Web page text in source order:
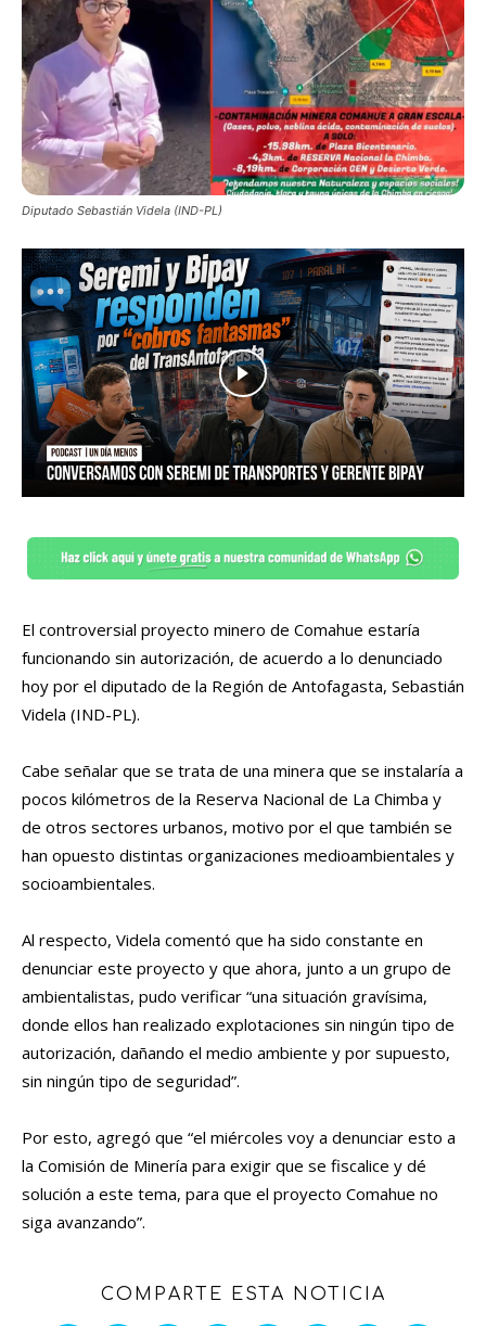
Diputado Sebastián Videla (IND-PL)
El controversial proyecto minero de Comahue estaría
funcionando sin autorización, de acuerdo a lo denunciado
hoy por el diputado de la Región de Antofagasta, Sebastián
Videla (IND-PL).
Cabe señalar que se trata de una minera que se instalaría a
pocos kilómetros de la Reserva Nacional de La Chimba y
de otros sectores urbanos, motivo por el que también se
han opuesto distintas organizaciones medioambientales y
socioambientales.
Al respecto, Videla comentó que ha sido constante en
denunciar este proyecto y que ahora, junto a un grupo de
ambientalistas, pudo verificar “una situación gravísima,
donde ellos han realizado explotaciones sin ningún tipo de
autorización, dañando el medio ambiente y por supuesto,
sin ningún tipo de seguridad”.
Por esto, agregó que “el miércoles voy a denunciar esto a
la Comisión de Minería para exigir que se fiscalice y dé
solución a este tema, para que el proyecto Comahue no
siga avanzando”.
COMPARTE ESTA NOTICIA